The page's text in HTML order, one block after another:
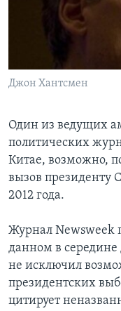
Learning English
СОЦИАЛЬНЫЕ СЕТИ
Языки
Джон Хантсмен
Один из ведущих
политических
Китае, возможно,
вызов президенту
2012 года.
Журнал Newsweek
данном в
не исключил
президентских
цитирует